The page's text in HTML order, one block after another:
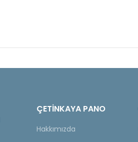
ÇETINKAYA PANO
Hakkımızda